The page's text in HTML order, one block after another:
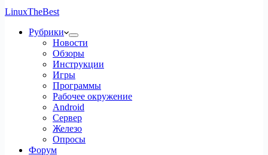
LinuxTheBest
Рубрики
Новости
Обзоры
Инструкции
Игры
Программы
Рабочее окружение
Android
Сервер
Железо
Опросы
Форум